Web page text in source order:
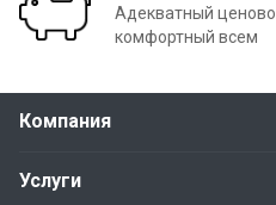
Адекватный
комфортный всем
Компания
Услуги